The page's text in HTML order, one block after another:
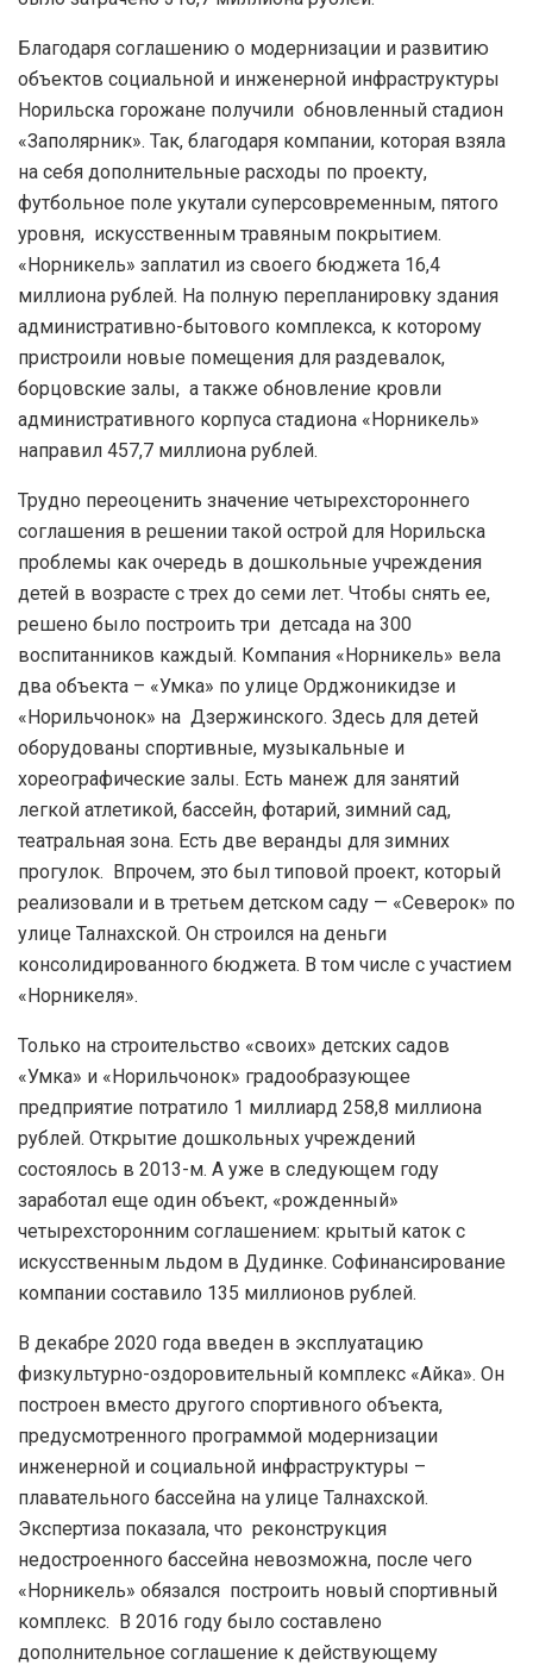
Благодаря соглашению о модернизации и развитию
объектов социальной и инженерной инфраструктуры
Норильска горожане получили обновленный стадион
«Заполярник». Так, благодаря компании, которая взяла
на себя дополнительные расходы по проекту,
футбольное поле укутали суперсовременным, пятого
уровня, искусственным травяным покрытием.
«Норникель» заплатил из своего бюджета 16,4
миллиона рублей. На полную перепланировку здания
административно-бытового комплекса, к которому
пристроили новые помещения для раздевалок,
борцовские залы, а также обновление кровли
административного корпуса стадиона «Норникель»
направил 457,7 миллиона рублей.
Трудно переоценить значение четырехстороннего
соглашения в решении такой острой для Норильска
проблемы как очередь в дошкольные учреждения
детей в возрасте с трех до семи лет. Чтобы снять ее,
решено было построить три детсада на 300
воспитанников каждый. Компания «Норникель» вела
два объекта – «Умка» по улице Орджоникидзе и
«Норильчонок» на Дзержинского. Здесь для детей
оборудованы спортивные, музыкальные и
хореографические залы. Есть манеж для занятий
легкой атлетикой, бассейн, фотарий, зимний сад,
театральная зона. Есть две веранды для зимних
прогулок. Впрочем, это был типовой проект, который
реализовали и в третьем детском саду — «Северок» по
улице Талнахской. Он строился на деньги
консолидированного бюджета. В том числе с участием
«Норникеля».
Только на строительство «своих» детских садов
«Умка» и «Норильчонок» градообразующее
предприятие потратило 1 миллиард 258,8 миллиона
рублей. Открытие дошкольных учреждений
состоялось в 2013-м. А уже в следующем году
заработал еще один объект, «рожденный»
четырехсторонним соглашением: крытый каток с
искусственным льдом в Дудинке. Софинансирование
компании составило 135 миллионов рублей.
В декабре 2020 года введен в эксплуатацию
физкультурно-оздоровительный комплекс «Айка». Он
построен вместо другого спортивного объекта,
предусмотренного программой модернизации
инженерной и социальной инфраструктуры –
плавательного бассейна на улице Талнахской.
Экспертиза показала, что реконструкция
недостроенного бассейна невозможна, после чего
«Норникель» обязался построить новый спортивный
комплекс. В 2016 году было составлено
дополнительное соглашение к действующему